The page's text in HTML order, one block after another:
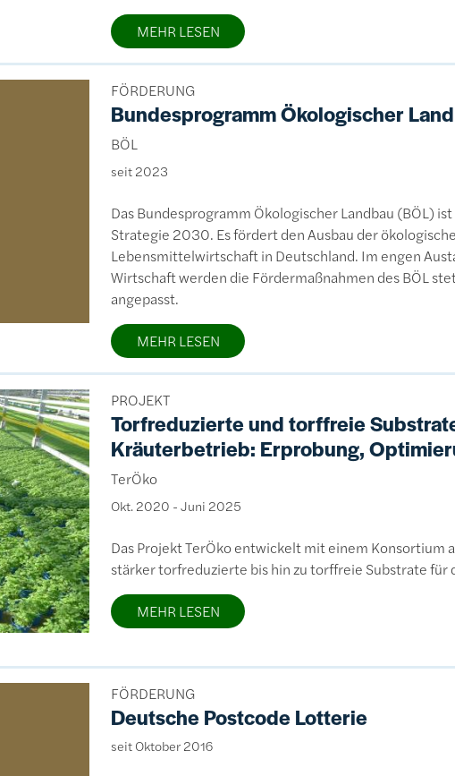
MEHR LESEN
FÖRDERUNG
Bundesprogramm Ökologischer
BÖL
seit 2023
Das Bundesprogramm Ökologischer Landbau (BÖL)
Strategie 2030. Es fördert den Ausbau der
Lebensmittelwirtschaft in Deutschland. Im engen
Wirtschaft werden die Fördermaßnahmen des BÖL
angepasst.
MEHR LESEN
PROJEKT
Torfreduzierte und torffreie
Kräuterbetrieb: Erprobung,
TerÖko
Okt. 2020 - Juni 2025
Das Projekt TerÖko entwickelt mit einem Konsortium
stärker torfreduzierte bis hin zu torffreie Substrate
MEHR LESEN
FÖRDERUNG
Deutsche Postcode Lotterie
seit Oktober 2016